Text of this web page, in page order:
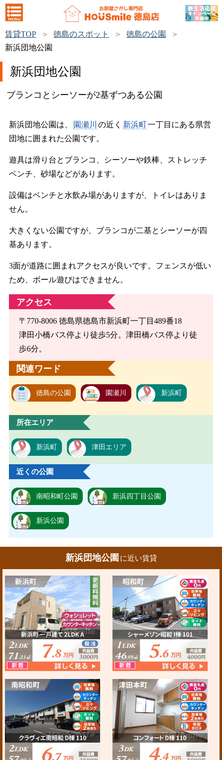
賃貸TOP 徳島のスポット
徳島の公園
新浜団地公園
新浜団地公園
ブランコとシーソーが2基ずつある公園
新浜団地公園は、 園瀬川 の近く 新浜町一丁目にある県営
団地に囲まれた公園です。
遊具は滑り台とブランコ、シーソーや鉄棒、ストレッチ
ベンチ、砂場などがあります。
設備はベンチと水飲み場がありますが、トイレはありま
せん。
大きくない公園ですが、ブランコが二基とシーソーが四
基あります。
3面が道路に囲まれアクセスが良いです。フェンスが低い
ため、ボール遊びはできません。
アクセス
〒770-8006 徳島県徳島市新浜町一丁目489番18
津田小橋バス停より徒歩5分。津田橋バス停より徒
歩6分。
関連ワード
徳島の公園 園瀬川 新浜町
所在エリア
新浜町 津田エリア
近くの公園
南昭和町公園 新浜四丁目公園
新浜公園
新浜団地公園 に近い賃貸